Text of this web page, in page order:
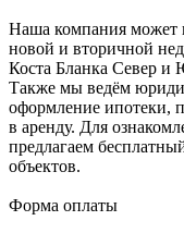
Наша компания может
новой и вторичной
Коста Бланка Север и
Также мы ведём
оформление ипотеки,
в аренду. Для
предлагаем
объектов.
Форма оплаты